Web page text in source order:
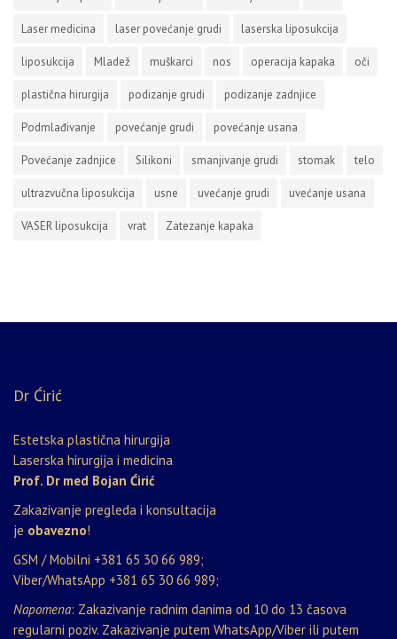
Laser medicina laser povećanje grudi laserska liposukcija
liposukcija Mladež muškarci nos operacija kapaka oči
plastična hirurgija podizanje grudi podizanje zadnjice
Podmlađivanje povećanje grudi povećanje usana
Povećanje zadnjice Silikoni smanjivanje grudi stomak telo
ultrazvučna liposukcija usne uvećanje grudi uvećanje usana
VASER liposukcija vrat Zatezanje kapaka
Dr Ćirić
Estetska plastična hirurgija
Laserska hirurgija i medicina
Prof. Dr med Bojan Ćirić
Zakazivanje pregleda i konsultacija
je obavezno!
GSM / Mobilni +381 65 30 66 989;
Viber/WhatsApp +381 65 30 66 989;
Napomena: Zakazivanje radnim danima od 10 do 13 časova
regularni poziv. Zakazivanje putem WhatsApp/Viber ili putem